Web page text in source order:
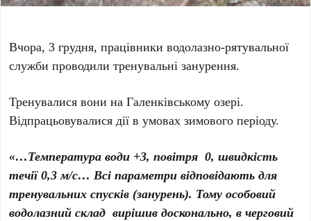
Вчора, 3 грудня, працівники водолазно-рятувальної
служби проводили тренувальні занурення.
Тренувалися вони на Галенківському озері.
Відпрацьовувалися дії в умовах зимового періоду.
«…Температура води +3, повітря 0, швидкість
течії 0,3 м/с… Всі параметри відповідають для
тренувальних спусків (занурень). Тому особовий
водолазний склад вирішив досконально, в черговий